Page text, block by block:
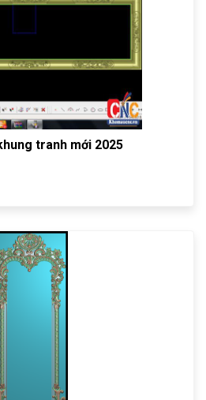
tranh mới 2025